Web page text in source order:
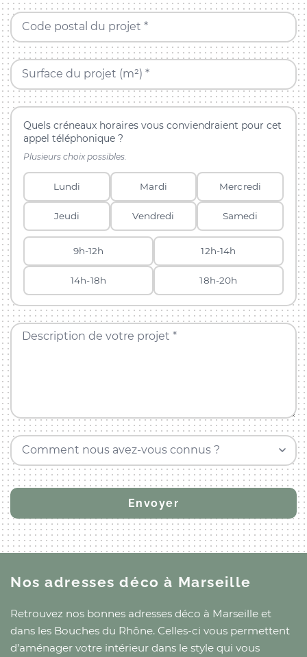
Code postal du projet *
Surface du projet (m²) *
Quels créneaux horaires vous conviendraient pour cet
appel téléphonique ?
Plusieurs choix possibles.
Lundi Mardi Mercredi
Jeudi Vendredi Samedi
9h-12h 12h-14h
14h-18h 18h-20h
Description de votre projet *
Comment nous avez-vous connus ?
Nos adresses décoà Marseille
Retrouvez nos bonnes adresses déco à Marseille et
dans les Bouches du Rhône. Celles-ci vous permettent
d’aménager votre intérieur dans le style qui vous